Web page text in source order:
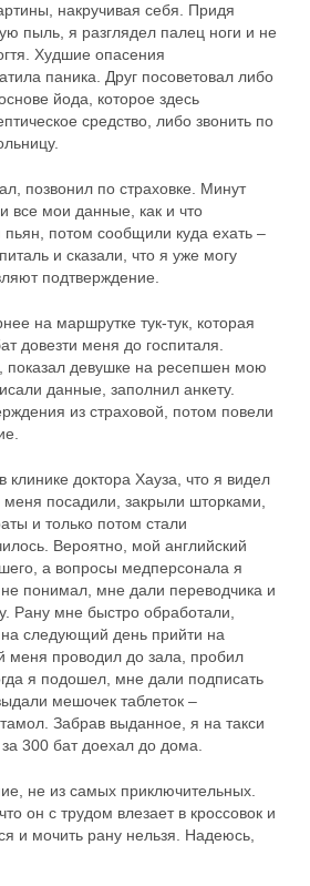
накручивая себя. Придя
пыль, я разглядел палец ноги и не
Худшие опасения
паника. Друг посоветовал либо
йода, которое здесь
средство, либо звонить по
позвонил по страховке. Минут
все мои данные, как и что
потом сообщили куда ехать –
и сказали, что я уже могу
подтверждение.
на маршрутке тук-тук, которая
довезти меня до госпиталя.
показал девушке на ресепшен мою
данные, заполнил анкету.
из страховой, потом повели
клинике доктора Хауза, что я видел
меня посадили, закрыли шторками,
и только потом стали
Вероятно, мой английский
а вопросы медперсонала я
понимал, мне дали переводчика и
Рану мне быстро обработали,
на следующий день прийти на
меня проводил до зала, пробил
я подошел, мне дали подписать
мешочек таблеток –
Забрав выданное, я на такси
300 бат доехал до дома.
не из самых приключительных.
он с трудом влезает в кроссовок и
и мочить рану нельзя. Надеюсь,